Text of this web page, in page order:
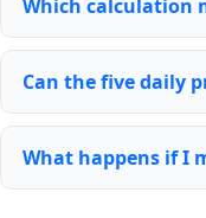
Which calculation
Can the five daily
What happens if I